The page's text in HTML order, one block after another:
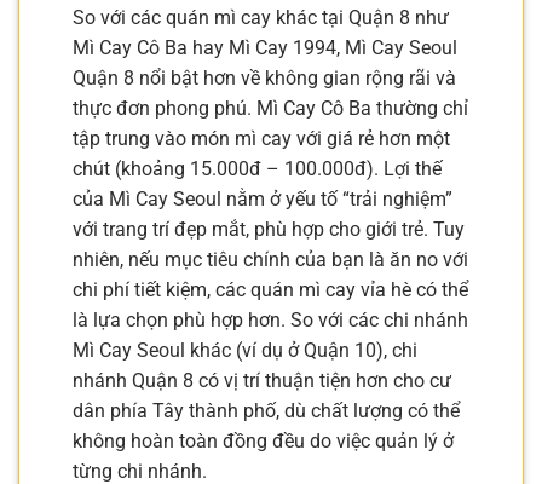
So với các quán mì cay khác tại Quận 8 như
Mì Cay Cô Ba hay Mì Cay 1994, Mì Cay Seoul
Quận 8 nổi bật hơn về không gian rộng rãi và
thực đơn phong phú. Mì Cay Cô Ba thường chỉ
tập trung vào món mì cay với giá rẻ hơn một
chút (khoảng 15.000đ – 100.000đ). Lợi thế
của Mì Cay Seoul nằm ở yếu tố “trải nghiệm”
với trang trí đẹp mắt, phù hợp cho giới trẻ. Tuy
nhiên, nếu mục tiêu chính của bạn là ăn no với
chi phí tiết kiệm, các quán mì cay vỉa hè có thể
là lựa chọn phù hợp hơn. So với các chi nhánh
Mì Cay Seoul khác (ví dụ ở Quận 10), chi
nhánh Quận 8 có vị trí thuận tiện hơn cho cư
dân phía Tây thành phố, dù chất lượng có thể
không hoàn toàn đồng đều do việc quản lý ở
từng chi nhánh.